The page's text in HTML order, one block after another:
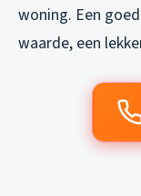
woning. Een
waarde, een